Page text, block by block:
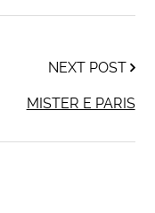
NEXT POST
MISTER E PARIS